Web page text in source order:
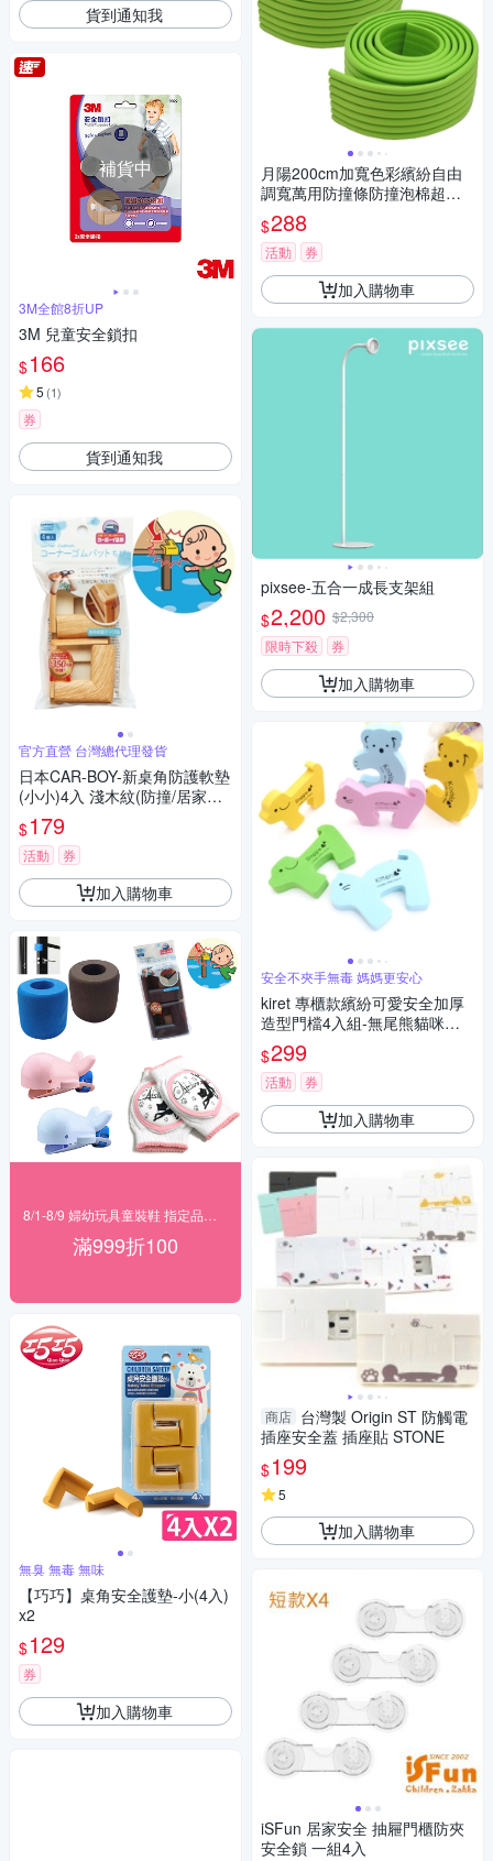
貨到通知我
補貨中
3M全館8折UP
3M 兒童安全鎖扣
$166
5 (1)
券
貨到通知我
官方直營 台灣總代理發貨
日本CAR-BOY-新桌角防護軟墊
(小小)4入 淺木紋(防撞/居家安
全/桌角/幼兒安全/樂齡)
$179
活動 券
加入購物車
滿999折100
無臭 無毒 無味
【巧巧】桌角安全護墊-小(4入)
x2
$129
券
加入購物車
月陽200cm加寬色彩繽紛自由
調寬萬用防撞條防撞泡棉超值2
入(S2082)
$288
活動 券
加入購物車
pixsee-五合一成長支架組
$2,200 $2,300
限時下殺
券
加入購物車
安全不夾手無毒 媽媽更安心
kiret 專櫃款繽紛可愛安全加厚
造型門檔4入組-無尾熊貓咪狗
狗幼教學習門擋
$299
活動 券
加入購物車
商店 台灣製 Origin ST 防觸電
插座安全蓋 插座貼 STONE
$199
5
加入購物車
iSFun 居家安全 抽屜門櫃防夾
安全鎖 一組4入